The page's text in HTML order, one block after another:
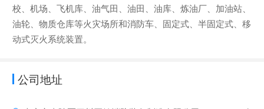
校、机场、飞机库、油气田、油田、油库、炼油厂、加油站、
油轮、物质仓库等火灾场所和消防车、固定式、半固定式、移
动式灭火系统装置。
公司地址